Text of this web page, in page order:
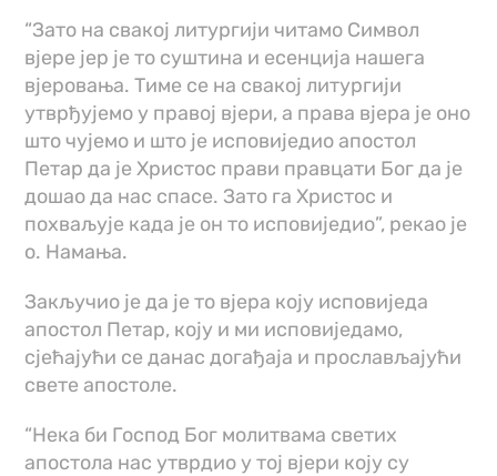
“Зато на свакој литургији читамо Символ
вјере јер је то суштина и есенција нашега
вјеровања. Тиме се на свакој литургији
утврђујемо у правој вјери, а права вјера је оно
што чујемо и што је исповиједио апостол
Петар да је Христос прави правцати Бог да је
дошао да нас спасе. Зато га Христос и
похваљује када је он то исповиједио”, рекао је
о. Намања.
Закључио је да је то вјера коју исповиједа
апостол Петар, коју и ми исповиједамо,
сјећајући се данас догађаја и прослављајући
свете апостоле.
“Нека би Господ Бог молитвама светих
апостола нас утврдио у тој вјери коју су